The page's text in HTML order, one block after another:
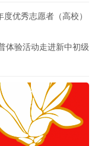
优秀志愿者（高校）
体验活动走进新中初级